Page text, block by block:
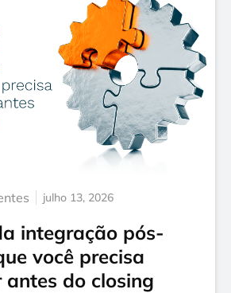
julho 13, 2026
integração pós-
você precisa
antes do closing